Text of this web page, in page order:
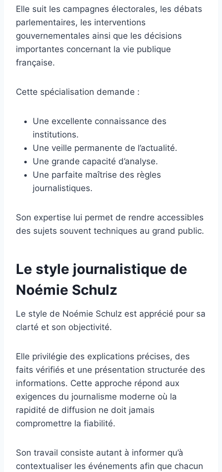
Elle suit les campagnes électorales, les débats
parlementaires, les interventions
gouvernementales ainsi que les décisions
importantes concernant la vie publique
française.
Cette spécialisation demande :
Une excellente connaissance des
institutions.
Une veille permanente de l’actualité.
Une grande capacité d’analyse.
Une parfaite maîtrise des règles
journalistiques.
Son expertise lui permet de rendre accessibles
des sujets souvent techniques au grand public.
Le style journalistique de
Noémie Schulz
Le style de Noémie Schulz est apprécié pour sa
clarté et son objectivité.
Elle privilégie des explications précises, des
faits vérifiés et une présentation structurée des
informations. Cette approche répond aux
exigences du journalisme moderne où la
rapidité de diffusion ne doit jamais
compromettre la fiabilité.
Son travail consiste autant à informer qu’à
contextualiser les événements afin que chacun